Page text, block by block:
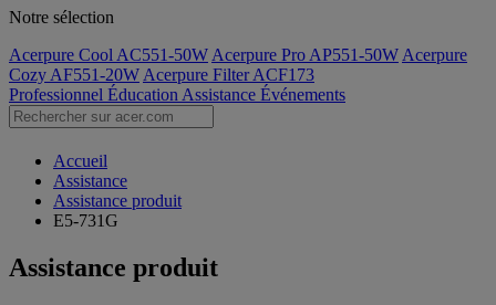
Notre sélection
Acerpure Cool AC551-50W Acerpure Pro AP551-50W Acerpure
Cozy AF551-20W Acerpure Filter ACF173
Professionnel Éducation Assistance Événements
Accueil
Assistance
Assistance produit
E5-731G
Assistance produit